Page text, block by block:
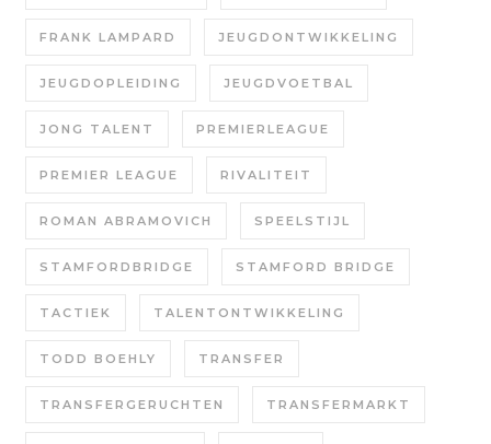
FRANK LAMPARD JEUGDONTWIKKELING
JEUGDOPLEIDING JEUGDVOETBAL
JONG TALENT PREMIERLEAGUE
PREMIER LEAGUE RIVALITEIT
ROMAN ABRAMOVICH SPEELSTIJL
STAMFORDBRIDGE STAMFORD BRIDGE
TACTIEK TALENTONTWIKKELING
TODD BOEHLY TRANSFER
TRANSFERGERUCHTEN TRANSFERMARKT